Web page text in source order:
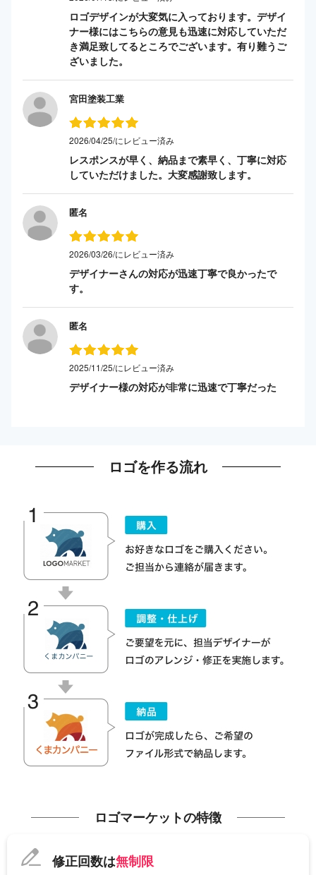
ロゴデザインが大変気に入っております。デザイ
ナー様にはこちらの意見も迅速に対応していただ
き満足致してるところでございます。有り難うご
ざいました。
宮田塗装工業
2026/04/25/にレビュー済み
レスポンスが早く、納品まで素早く、丁寧に対応
していただけました。大変感謝致します。
匿名
2026/03/26/にレビュー済み
デザイナーさんの対応が迅速丁寧で良かったで
す。
匿名
2025/11/25/にレビュー済み
デザイナー様の対応が非常に迅速で丁寧だった
ロゴを作る流れ
ロゴマーケットの特徴
修正回数は無制限